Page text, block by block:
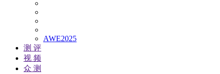
AWE2025
测 评
视 频
众 测